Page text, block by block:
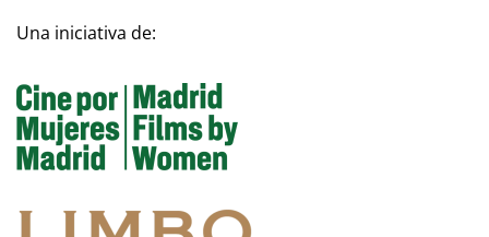
Una iniciativa de: